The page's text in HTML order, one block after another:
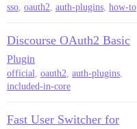
sso, oauth2, auth-plugins, how-to
Discourse OAuth2 Basic
Plugin
official, oauth2, auth-plugins,
included-in-core
Fast User Switcher for